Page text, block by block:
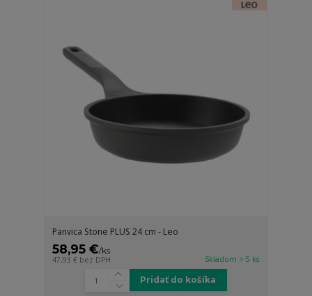
Panvica Stone PLUS 24 cm - Leo
58,95 €/ks
47,93 € bez DPH Skladom > 5 ks
Pridať do košíka